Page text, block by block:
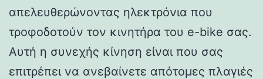
απελευθερώνοντας ηλεκτρόνια που
τροφοδοτούν τον κινητήρα του e-bike σας.
Αυτή η συνεχής κίνηση είναι που σας
επιτρέπει να ανεβαίνετε απότομες πλαγιές